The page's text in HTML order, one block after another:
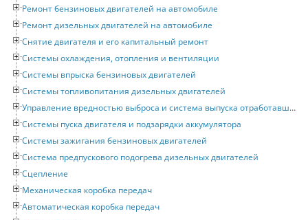
Ремонт бензиновых двигателей на автомобиле
Ремонт дизельных двигателей на автомобиле
Снятие двигателя и его капитальный ремонт
Системы охлаждения, отопления и вентиляции
Системы впрыска бензиновых двигателей
Системы топливопитания дизельных двигателей
Управление вредностью выброса и система выпуска отработавших газов
Системы пуска двигателя и подзарядки аккумулятора
Системы зажигания бензиновых двигателей
Система предпускового подогрева дизельных двигателей
Сцепление
Механическая коробка передач
Автоматическая коробка передач